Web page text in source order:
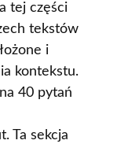
tej części
tekstów
i
kontekstu.
40 pytań
Ta sekcja